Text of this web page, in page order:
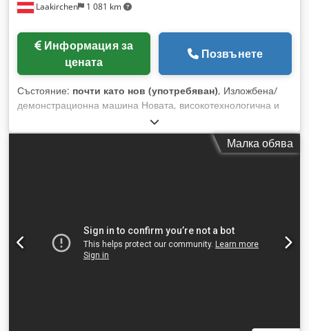
Laakirchen 1 081 km
Информация за
цената
Позвънете
Състояние: почти като нов (употребяван), Изложбена/
демонстрационна машина Новата, високотехнологична и
надеждна лентова трионна машина за рязане на
дървесина от Holzprofi е предназначена за рязане на
стволове с диаметър до 75 см и предлага много
дървени трупи или рециклирана дървесина. С ремарке,
сертифицирано за движение по пътищата. С възможност за
неограничено разширяване чрез допълнителни секции. CE
Малка обява